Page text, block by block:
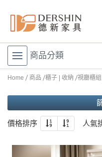
商品分類
Home 商品 櫃子 | 收納 視廳櫃組
價格排序 人氣